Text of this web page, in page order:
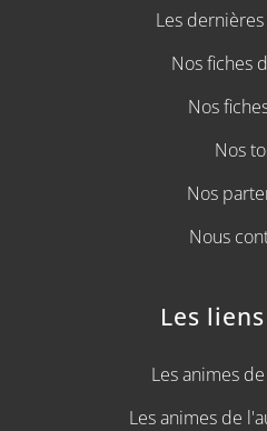
Les
Nos fiches
Nos
Nos
Nos
Nous
Les
Les animes
Les animes de